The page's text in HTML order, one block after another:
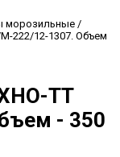
морозильные /
222/12-1307. Объем
ТТ
- 350